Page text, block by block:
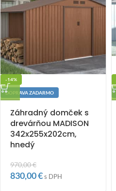
-14%
DOPRAVA ZADARMO
Záhradný domček s
drevárňou MADISON
342x255x202cm,
hnedý
970,00€
830,00€s DPH